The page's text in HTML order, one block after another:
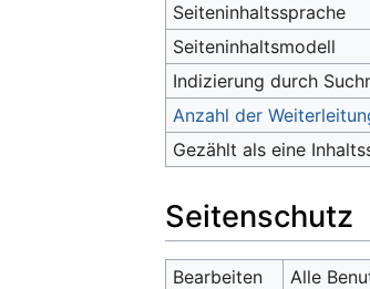
Seiteninhaltssprache
Seiteninhaltsmodell
Indizierung durch
Anzahl der
Gezählt als eine
Seitenschutz
Bearbeiten
Alle